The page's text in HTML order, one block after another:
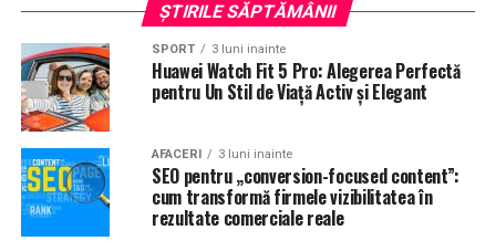
ȘTIRILE SĂPTĂMÂNII
SPORT 3 luni inainte
Huawei Watch Fit 5 Pro: Alegerea Perfectă
pentru Un Stil de Viață Activ și Elegant
AFACERI 3 luni inainte
SEO pentru „conversion-focused content”:
cum transformă firmele vizibilitatea în
rezultate comerciale reale